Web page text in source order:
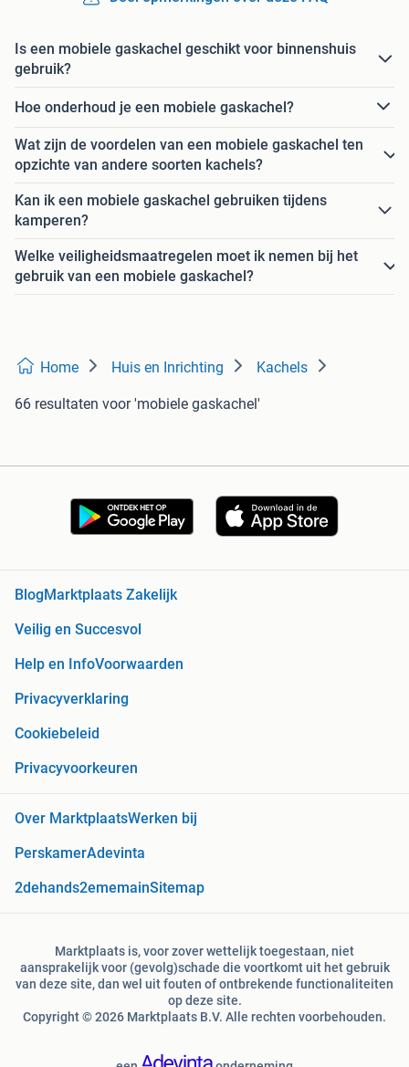
Is een mobiele gaskachel geschikt voor binnenshuis
gebruik?
Hoe onderhoud je een mobiele gaskachel?
Wat zijn de voordelen van een mobiele gaskachel ten
opzichte van andere soorten kachels?
Kan ik een mobiele gaskachel gebruiken tijdens
kamperen?
Welke veiligheidsmaatregelen moet ik nemen bij het
gebruik van een mobiele gaskachel?
Home Huis en Inrichting Kachels
66 resultaten voor 'mobiele gaskachel'
Blog Marktplaats Zakelijk
Veilig en Succesvol
Help en InfoVoorwaarden
Privacyverklaring
Cookiebeleid
Privacyvoorkeuren
Over MarktplaatsWerken bij
PerskamerAdevinta
2dehands2ememainSitemap
Marktplaats is, voor zover wettelijk toegestaan, niet
aansprakelijk voor (gevolg)schade die voortkomt uit het gebruik
van deze site, dan wel uit fouten of ontbrekende functionaliteiten
op deze site.
Copyright © 2026 Marktplaats B.V. Alle rechten voorbehouden.